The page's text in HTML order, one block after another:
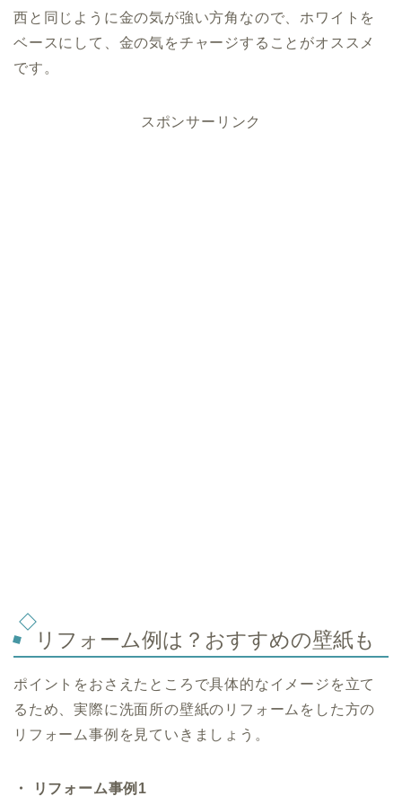
西と同じように金の気が強い方角なので、ホワイトを
ベースにして、金の気をチャージすることがオススメ
です。
スポンサーリンク
リフォーム例は？おすすめの壁紙も
ポイントをおさえたところで具体的なイメージを立て
るため、実際に洗面所の壁紙のリフォームをした方の
リフォーム事例を見ていきましょう。
・ リフォーム事例1